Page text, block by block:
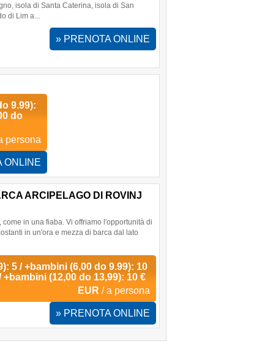
isola di Santa Caterina, isola di San
di Lim a...
» PRENOTA ONLINE
9.99):
do
persona
ONLINE
ARCIPELAGO DI ROVINJ
in una fiaba. Vi offriamo l'opportunità di
in un'ora e mezza di barca dal lato
5 / +bambini (6,00 do 9.99): 10
(12,00 do 13,99): 10 €
EUR / a persona
» PRENOTA ONLINE